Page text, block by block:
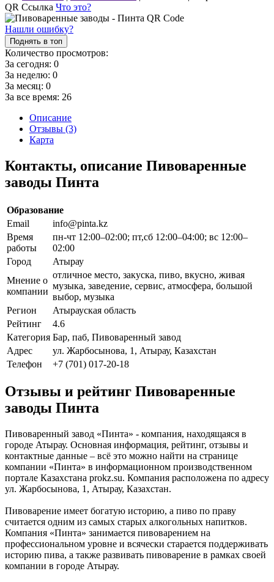
QR Ссылка Что это?
Нашли ошибку?
Поднять в топ
Количество просмотров:
За сегодня: 0
За неделю: 0
За месяц: 0
За все время: 26
Описание
Отзывы (3)
Карта
Контакты, описание Пивоваренные
заводы Пинта
Образование
Email
info@pinta.kz
Время
работы
пн-чт 12:00–02:00; пт,сб 12:00–04:00; вс 12:00–
02:00
Город
Атырау
Мнение о
компании
отличное место, закуска, пиво, вкусно, живая
музыка, заведение, сервис, атмосфера, большой
выбор, музыка
Регион
Атырауская область
Рейтинг
4.6
Категория Бар, паб, Пивоваренный завод
Адрес
ул. Жарбосынова, 1, Атырау, Казахстан
Телефон
+7 (701) 017-20-18
Отзывы и рейтинг Пивоваренные
заводы Пинта
Пивоваренный завод «Пинта» - компания, находящаяся в
городе Атырау. Основная информация, рейтинг, отзывы и
контактные данные – всё это можно найти на странице
компании «Пинта» в информационном производственном
портале Казахстана prokz.su. Компания расположена по адресу
ул. Жарбосынова, 1, Атырау, Казахстан.
Пивоварение имеет богатую историю, а пиво по праву
считается одним из самых старых алкогольных напитков.
Компания «Пинта» занимается пивоварением на
профессиональном уровне и всячески старается поддерживать
историю пива, а также развивать пивоварение в рамках своей
компании в городе Атырау.